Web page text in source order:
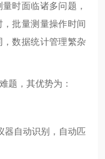
时面临诸多问题，
批量测量操作时间
数据统计管理繁杂
题，其优势为：
器自动识别，自动匹